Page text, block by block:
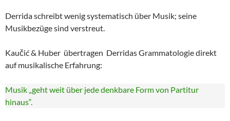
Derrida schreibt wenig systematisch über Musik; seine
Musikbezüge sind verstreut.
Kaučić & Huber übertragen Derridas Grammatologie direkt
auf musikalische Erfahrung:
Musik „geht weit über jede denkbare Form von Partitur
hinaus“.